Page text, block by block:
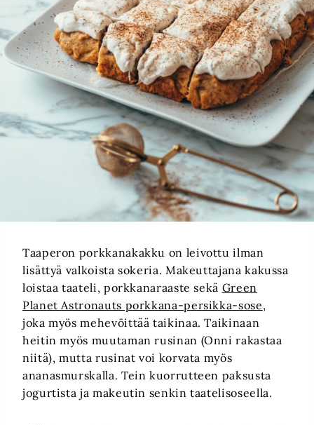
Taaperon porkkanakakku on leivottu ilman
lisättyä valkoista sokeria. Makeuttajana kakussa
loistaa taateli, porkkanaraaste sekä Green
Planet Astronauts porkkana-persikka-sose,
joka myös mehevöittää taikinaa. Taikinaan
heitin myös muutaman rusinan (Onni rakastaa
niitä), mutta rusinat voi korvata myös
ananasmurskalla. Tein kuorrutteen paksusta
jogurtista ja makeutin senkin taatelisoseella.